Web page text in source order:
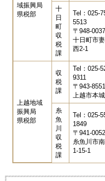
域振興局
県税部
十
日
町
収
税
課
Tel：025-
5513
〒948-0037
十日町市
西2-1
上越地域
振興局
県税部
収
税
課
Tel：025-
9311
〒943-8551
上越市本
糸
魚
川
収
税
課
Tel：025-
1849
〒941-0052
糸魚川市
1-15-1